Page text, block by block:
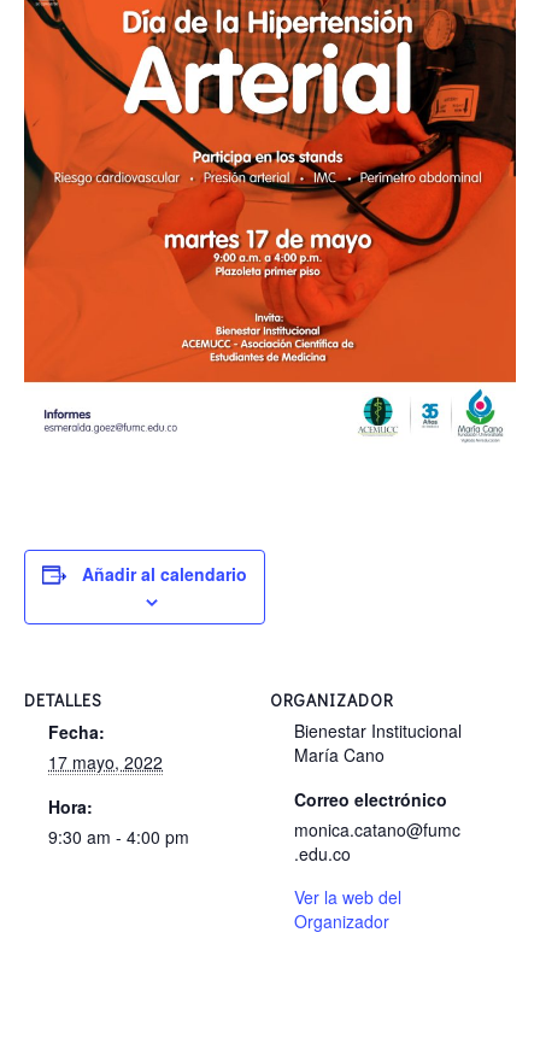
Añadir al calendario
DETALLES
Fecha:
17 mayo, 2022
Hora:
9:30 am - 4:00 pm
ORGANIZADOR
Bienestar Institucional
María Cano
Correo electrónico
monica.catano@fumc
.edu.co
Ver la web del
Organizador